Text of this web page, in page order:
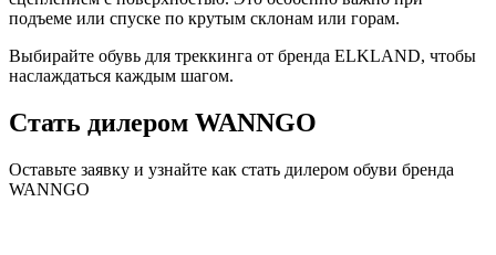
подъеме или спуске по крутым склонам или горам.
Выбирайте обувь для треккинга от бренда ELKLAND, чтобы
наслаждаться каждым шагом.
Стать дилером WANNGO
Оставьте заявку и узнайте как стать дилером обуви бренда
WANNGO